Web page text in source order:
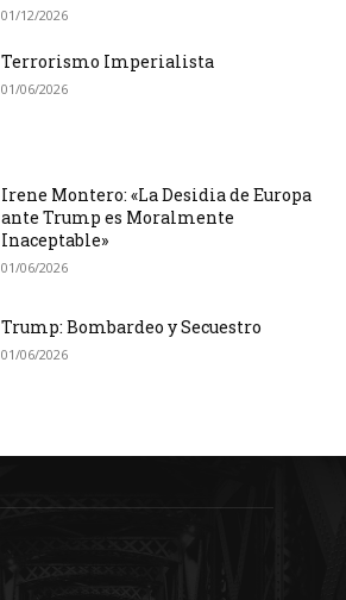
01/12/2026
Terrorismo Imperialista
01/06/2026
Irene Montero: «La Desidia de Europa
ante Trump es Moralmente
Inaceptable»
01/06/2026
Trump: Bombardeo y Secuestro
01/06/2026